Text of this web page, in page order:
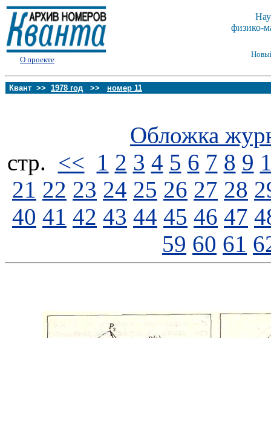
О проекте
физико-
Квант >> 1978 год >> номер 11
Обложка
стp. << 1 2 3 4 5 6 7 8 9
21 22 23 24 25 26 27 28
40 41 42 43 44 45 46 47
59 60 61